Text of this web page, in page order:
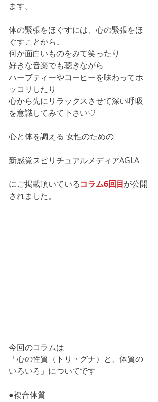
ます。
体の緊張をほぐすには、心の緊張をほ
ぐすことから。
何か面白いものをみて笑ったり
好きな音楽でも聴きながら
ハーブティーやコーヒーを味わってホ
ッコリしたり
心から先にリラックスさせて深い呼吸
を意識してみて下さい♡
心と体を調える 女性のための
新感覚スピリチュアルメディアAGLA
にご掲載頂いているコラム6回目が公開
されました。
今回のコラムは
「心の性質（トリ・グナ）と、体質の
いろいろ」についてです
●複合体質